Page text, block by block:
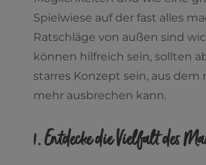
Spielwiese auf der fast alles
Ratschläge von außen sind
können hilfreich sein, sollten
starres Konzept sein, aus dem
mehr ausbrechen kann.
1. Entdecke die Vielfalt des